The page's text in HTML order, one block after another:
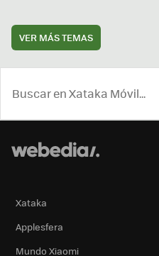
VER MÁS TEMAS
Xataka
Applesfera
Mundo Xiaomi